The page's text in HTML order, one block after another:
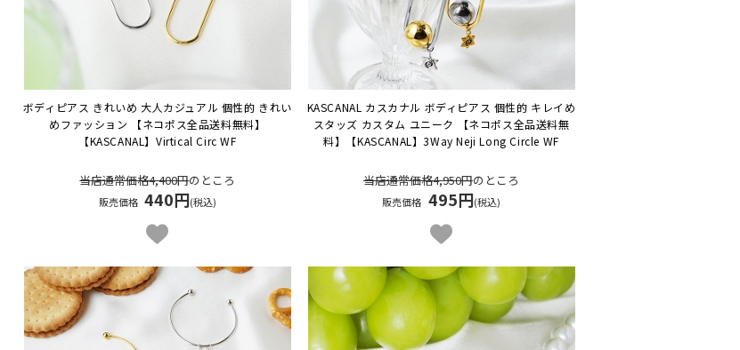
ボディピアス きれいめ 大人カジュアル 個性的 きれい
めファッション 【ネコポス全品送料無料】
【KASCANAL】Virtical Circ WF
当店通常価格4,400円のところ
販売価格 440円(税込)
KASCANAL カスカナル ボディピアス 個性的 キレイめ
スタッズ カスタム ユニーク 【ネコポス全品送料無
料】
【KASCANAL】3Way Neji Long Circle WF
当店通常価格4,950円のところ
販売価格 495円(税込)